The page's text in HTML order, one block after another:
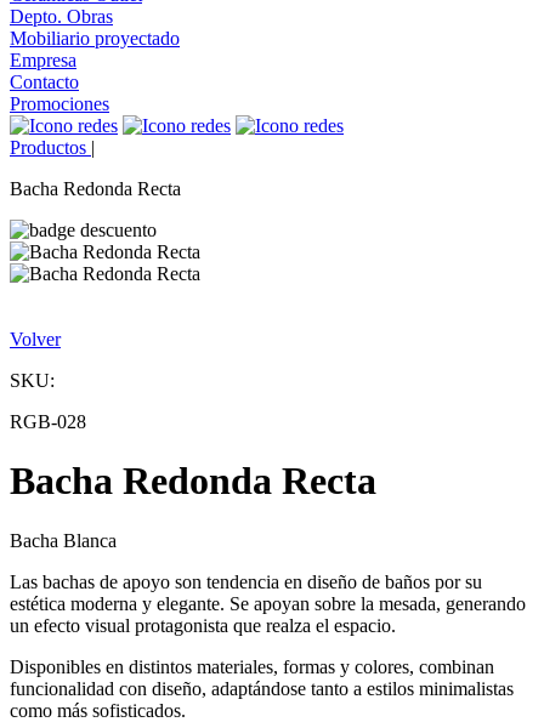
Depto. Obras
Mobiliario proyectado
Empresa
Contacto
Promociones
Productos |
Bacha Redonda Recta
Volver
SKU:
RGB-028
Bacha Redonda Recta
Bacha Blanca
Las bachas de apoyo son tendencia en diseño de baños por su
estética moderna y elegante. Se apoyan sobre la mesada, generando
un efecto visual protagonista que realza el espacio.
Disponibles en distintos materiales, formas y colores, combinan
funcionalidad con diseño, adaptándose tanto a estilos minimalistas
como más sofisticados.